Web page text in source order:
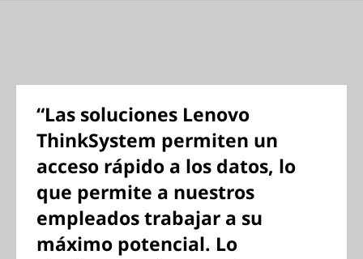
“Las soluciones Lenovo
ThinkSystem permiten un
acceso rápido a los datos, lo
que permite a nuestros
empleados trabajar a su
máximo potencial. Lo